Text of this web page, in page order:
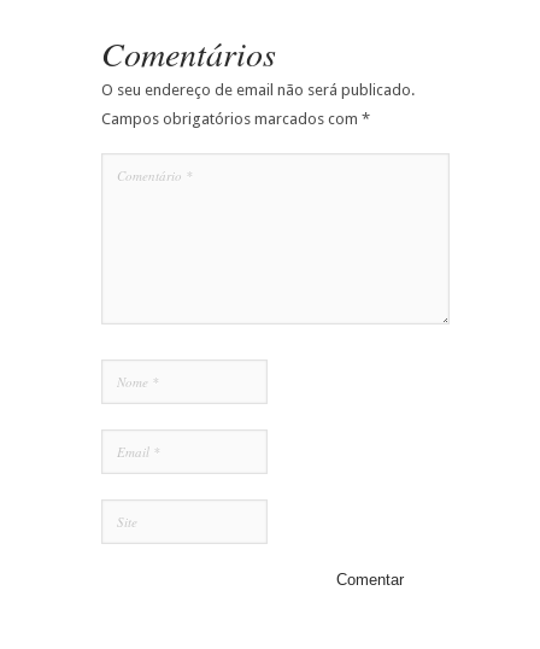
Comentários
O seu endereço de email não será publicado.
Campos obrigatórios marcados com *